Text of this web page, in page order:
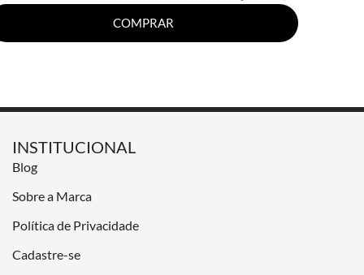
COMPRAR
INSTITUCIONAL
Blog
Sobre a Marca
Política de Privacidade
Cadastre-se